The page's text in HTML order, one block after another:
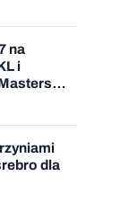
na
i
dla